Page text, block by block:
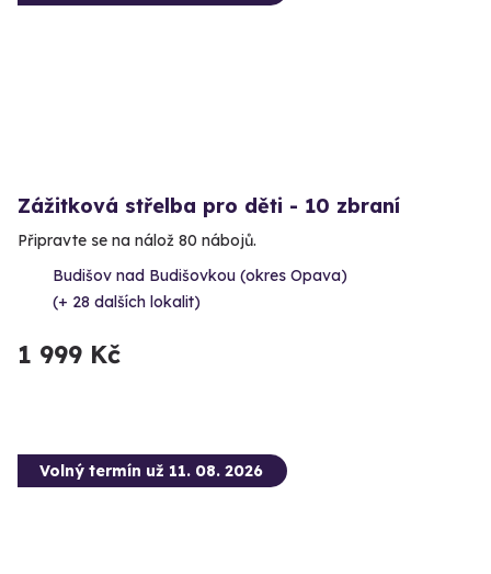
Zážitková střelba pro děti - 10 zbraní
Připravte se na nálož 80 nábojů.
Budišov nad Budišovkou (okres Opava)
(+ 28 dalších lokalit)
1 999 Kč
Volný termín už 11. 08. 2026